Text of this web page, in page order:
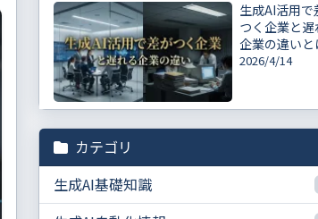
生成AI活用で
つく企業と遅
企業の違いと
2026/4/14
カテゴリ
生成AI基礎知識